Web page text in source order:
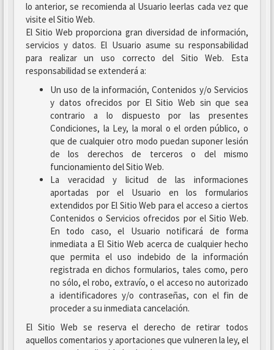
lo anterior, se recomienda al Usuario leerlas cada vez que
visite el Sitio Web.
El Sitio Web proporciona gran diversidad de información,
servicios y datos. El Usuario asume su responsabilidad
para realizar un uso correcto del Sitio Web. Esta
responsabilidad se extenderá a:
Un uso de la información, Contenidos y/o Servicios
y datos ofrecidos por El Sitio Web sin que sea
contrario a lo dispuesto por las presentes
Condiciones, la Ley, la moral o el orden público, o
que de cualquier otro modo puedan suponer lesión
de los derechos de terceros o del mismo
funcionamiento del Sitio Web.
La veracidad y licitud de las informaciones
aportadas por el Usuario en los formularios
extendidos por El Sitio Web para el acceso a ciertos
Contenidos o Servicios ofrecidos por el Sitio Web.
En todo caso, el Usuario notificará de forma
inmediata a El Sitio Web acerca de cualquier hecho
que permita el uso indebido de la información
registrada en dichos formularios, tales como, pero
no sólo, el robo, extravío, o el acceso no autorizado
a identificadores y/o contraseñas, con el fin de
proceder a su inmediata cancelación.
El Sitio Web se reserva el derecho de retirar todos
aquellos comentarios y aportaciones que vulneren la ley, el